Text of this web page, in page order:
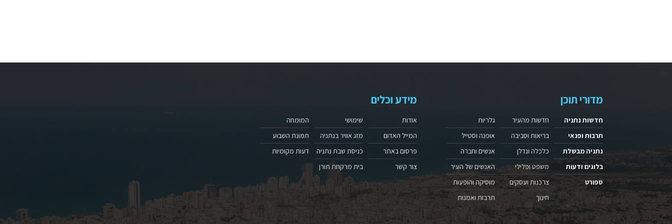
מדורי תוכן
חדשות נתניה
תרבות ופנאי
נתניה מבשלת
בלוגים ודעות
ספורט
חדשות מהעיר
בריאות וסביבה
כלכלה ונדלן
משפט ופלילי
צרכנות ועסקים
חינוך
גלריות
אופנה וסטייל
אנשים וחברה
האנשים של העיר
מוסיקה והופעות
תרבות ואמנות
מידע וכלים
אודות
המייל האדום
פרסום באתר
צור קשר
שימושי
מזג אוויר בנתניה
כניסת שבת נתניה
בית מרקחת תורן
המומחה
תמונת השבוע
דעות מקומיות